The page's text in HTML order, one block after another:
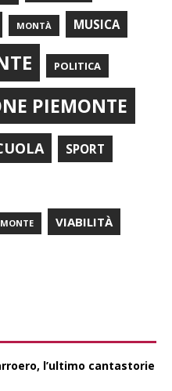
MONTÀ MUSICA
POLITICA
PIEMONTE
SPORT
VIABILITÀ
l’ultimo cantastorie